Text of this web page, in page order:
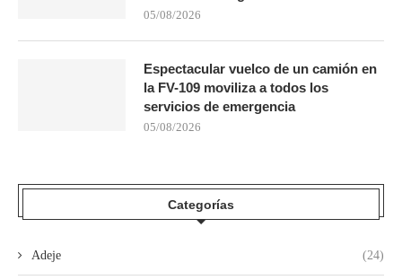
05/08/2026
Espectacular vuelco de un camión en
la FV-109 moviliza a todos los
servicios de emergencia
05/08/2026
Categorías
Adeje (24)